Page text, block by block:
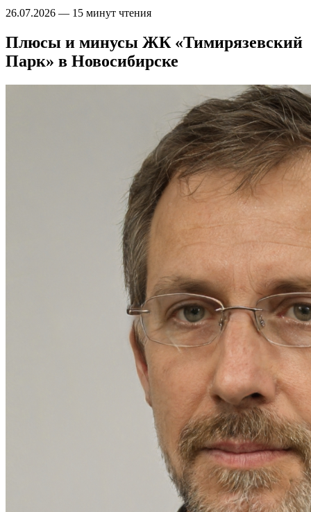
26.07.2026 — 15 минут чтения
Плюсы и минусы ЖК «Тимирязевский
Парк» в Новосибирске